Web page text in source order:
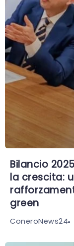
Bilancio
la crescita:
green
ConeroNews24